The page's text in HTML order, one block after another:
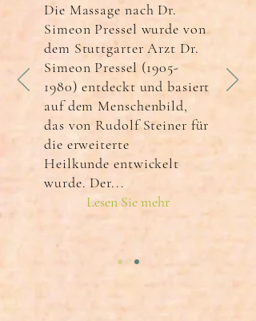
Die Massage nach Dr.
Simeon Pressel wurde von
dem Stuttgarter Arzt Dr.
Simeon Pressel (1905-
1980) entdeckt und basiert
auf dem Menschenbild,
das von Rudolf Steiner für
die erweiterte
Heilkunde entwickelt
wurde. Der...
Lesen Sie mehr